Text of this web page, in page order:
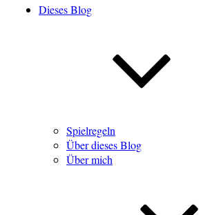
Dieses Blog
Spielregeln
Über dieses Blog
Über mich